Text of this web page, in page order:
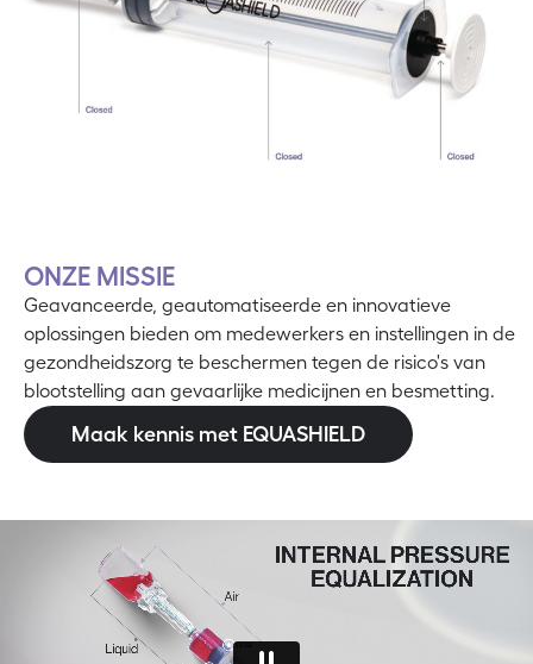
ONZE MISSIE
Geavanceerde, geautomatiseerde en innovatieve
oplossingen bieden om medewerkers en instellingen in de
gezondheidszorg te beschermen tegen de risico's van
blootstelling aan gevaarlijke medicijnen en besmetting.
Maak kennis met EQUASHIELD